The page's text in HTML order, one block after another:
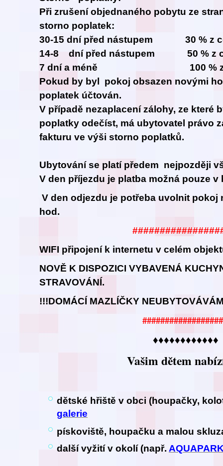
Při zrušení objednaného pobytu ze
storno poplatek:
30-15 dní před nástupem 30 % z
14-8 dní před nástupem 50 % z
7 dní a méně 100 % z
Pokud by byl pokoj obsazen novými
poplatek účtován.
V případě nezaplacení zálohy, ze které
poplatky odečíst, má ubytovatel právo
fakturu ve výši storno poplatků.
Ubytování se platí předem nejpozději
V den příjezdu je platba možná pouze v
V den odjezdu je potřeba uvolnit pokoj
hod.
WIFI připojení k internetu v celém
NOVĚ K DISPOZICI VYBAVENÁ
STRAVOVÁNÍ.
!!!DOMÁCÍ MAZLÍČKY
♦♦♦♦♦♦♦♦♦♦♦♦
Vašim dětem
dětské hřiště v obci (houpačky,
galerie
pískoviště, houpačku a malou
další vyžití v okolí (např.